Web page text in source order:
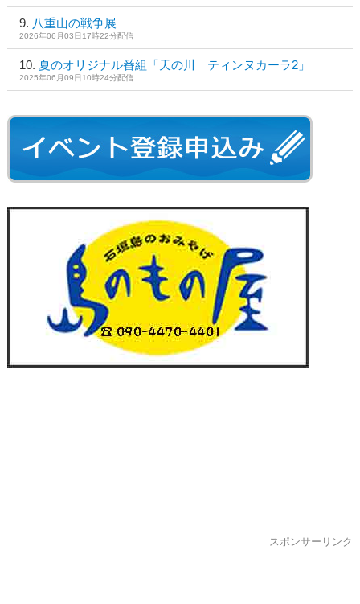
八重山の戦争展
2026年06月03日17時22分配信
夏のオリジナル番組「天の川 ティンヌカーラ2」
2025年06月09日10時24分配信
スポンサーリンク